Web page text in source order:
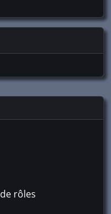
rôles